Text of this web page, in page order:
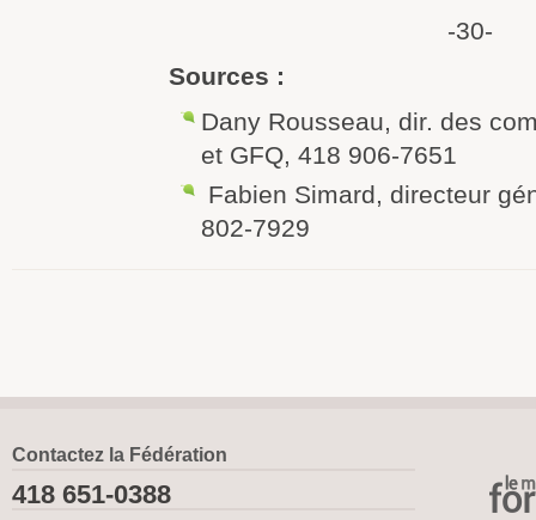
-30-
Sources :
Dany Rousseau, dir. des
et GFQ, 418 906-7651
Fabien Simard, directeur
802-7929
Contactez la Fédération
418 651-0388